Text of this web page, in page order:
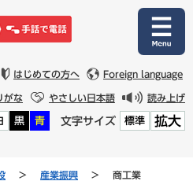
はじめての方へ Foreign language
がな やさしい日本語 読み上げ
黒 青 文字サイズ 標準 拡大
> 産業振興 > 商工業